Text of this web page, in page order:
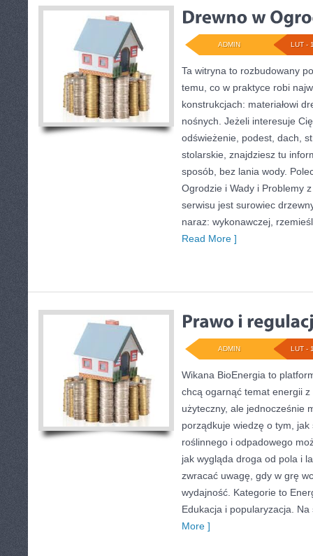
LUT -
ADMIN
Ta witryna to rozbudowany
temu, co w praktyce robi
konstrukcjach: materiałowi
nośnych. Jeżeli interesuje
odświeżenie, podest, dach,
stolarskie, znajdziesz tu
sposób, bez lania wody.
Ogrodzie i Wady i Problemy
serwisu jest surowiec
naraz: wykonawczej,
Read More ]
LUT -
ADMIN
Wikana BioEnergia to
chcą ogarnąć temat energii
użyteczny, ale jednocześnie
porządkuje wiedzę o tym,
roślinnego i odpadowego
jak wygląda droga od pola i
zwracać uwagę, gdy w grę
wydajność. Kategorie to
Edukacja i popularyzacja.
More ]